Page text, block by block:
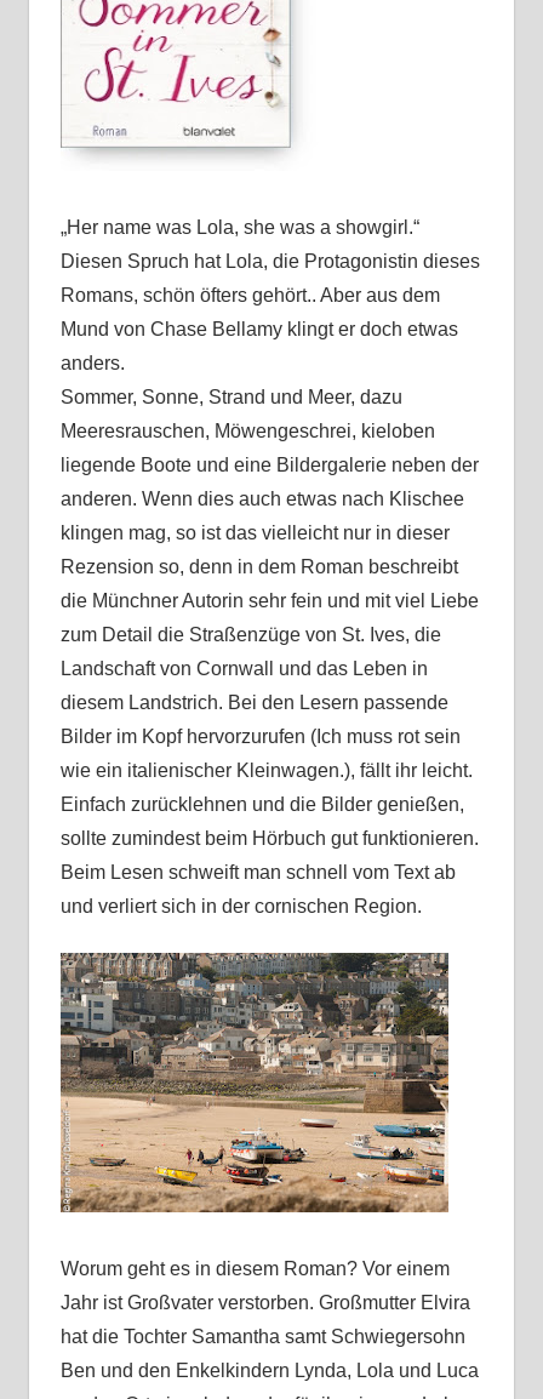
„Her name was Lola, she was a showgirl.“
Diesen Spruch hat Lola, die Protagonistin dieses
Romans, schön öfters gehört.. Aber aus dem
Mund von Chase Bellamy klingt er doch etwas
anders.
Sommer, Sonne, Strand und Meer, dazu
Meeresrauschen, Möwengeschrei, kieloben
liegende Boote und eine Bildergalerie neben der
anderen. Wenn dies auch etwas nach Klischee
klingen mag, so ist das vielleicht nur in dieser
Rezension so, denn in dem Roman beschreibt
die Münchner Autorin sehr fein und mit viel Liebe
zum Detail die Straßenzüge von St. Ives, die
Landschaft von Cornwall und das Leben in
diesem Landstrich. Bei den Lesern passende
Bilder im Kopf hervorzurufen (Ich muss rot sein
wie ein italienischer Kleinwagen.), fällt ihr leicht.
Einfach zurücklehnen und die Bilder genießen,
sollte zumindest beim Hörbuch gut funktionieren.
Beim Lesen schweift man schnell vom Text ab
und verliert sich in der cornischen Region.
Worum geht es in diesem Roman? Vor einem
Jahr ist Großvater verstorben. Großmutter Elvira
hat die Tochter Samantha samt Schwiegersohn
Ben und den Enkelkindern Lynda, Lola und Luca